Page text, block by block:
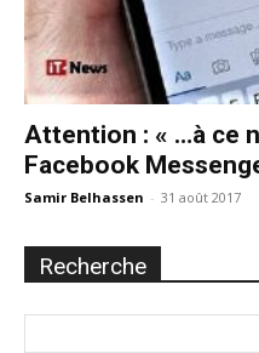
Attention : « …à ce
Facebook
Samir Belhassen - 31 août 2017
Recherche